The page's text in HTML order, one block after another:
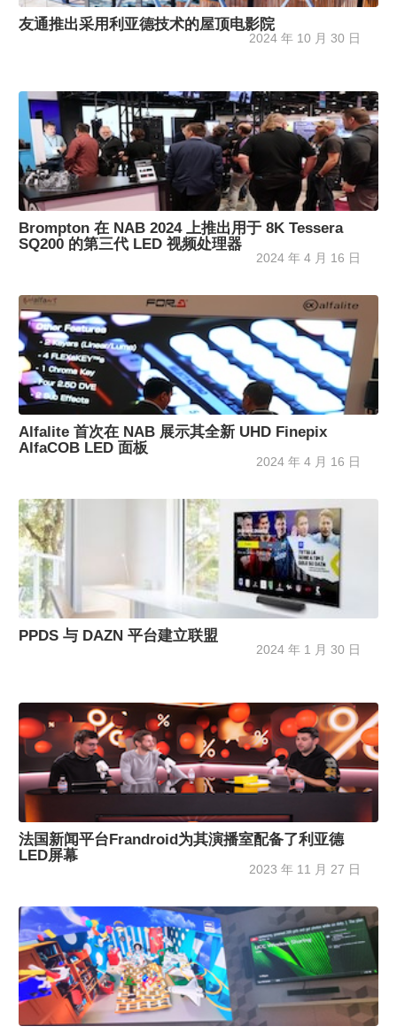
友通推出采用利亚德技术的屋顶电影院
2024 年 10 月 30 日
Brompton 在 NAB 2024 上推出用于 8K Tessera
SQ200 的第三代 LED 视频处理器
2024 年 4 月 16 日
Alfalite 首次在 NAB 展示其全新 UHD Finepix
AlfaCOB LED 面板
2024 年 4 月 16 日
PPDS 与 DAZN 平台建立联盟
2024 年 1 月 30 日
法国新闻平台Frandroid为其演播室配备了利亚德
LED屏幕
2023 年 11 月 27 日